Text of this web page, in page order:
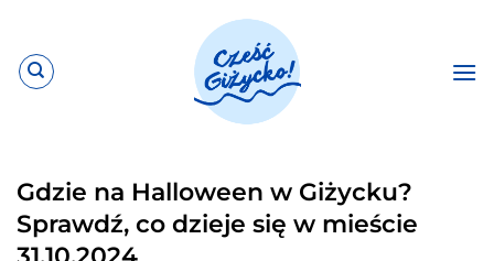
zawartości
Gdzie na Halloween w Giżycku?
Sprawdź, co dzieje się w mieście